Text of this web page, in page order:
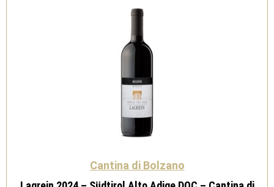
Cantina di Bolzano